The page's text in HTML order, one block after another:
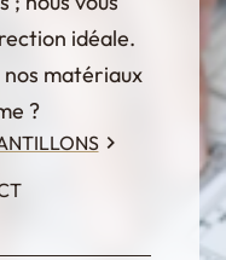
idéale.
matériaux
?